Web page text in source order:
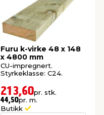
Furu k-virke 48 x 148
x 4800 mm
CU-impregnert.
Styrkeklasse: C24.
213,60pr. stk.
44,50pr. m.
Butikk